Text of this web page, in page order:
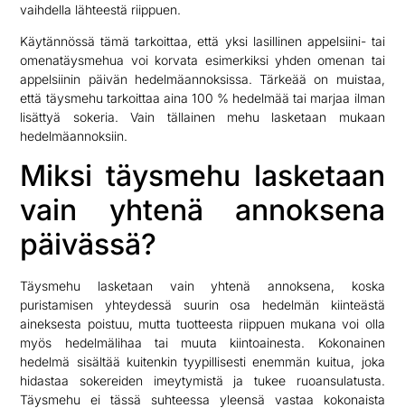
vaihdella lähteestä riippuen.
Käytännössä tämä tarkoittaa, että yksi lasillinen appelsiini- tai
omenatäysmehua voi korvata esimerkiksi yhden omenan tai
appelsiinin päivän hedelmäannoksissa. Tärkeää on muistaa,
että täysmehu tarkoittaa aina 100 % hedelmää tai marjaa ilman
lisättyä sokeria. Vain tällainen mehu lasketaan mukaan
hedelmäannoksiin.
Miksi täysmehu lasketaan
vain yhtenä annoksena
päivässä?
Täysmehu lasketaan vain yhtenä annoksena, koska
puristamisen yhteydessä suurin osa hedelmän kiinteästä
aineksesta poistuu, mutta tuotteesta riippuen mukana voi olla
myös hedelmälihaa tai muuta kiintoainesta. Kokonainen
hedelmä sisältää kuitenkin tyypillisesti enemmän kuitua, joka
hidastaa sokereiden imeytymistä ja tukee ruoansulatusta.
Täysmehu ei tässä suhteessa yleensä vastaa kokonaista